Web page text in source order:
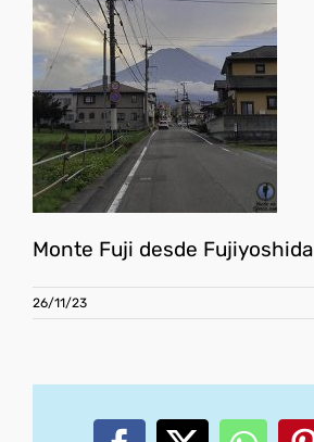
Monte Fuji desde Fujiyoshida
26/11/23